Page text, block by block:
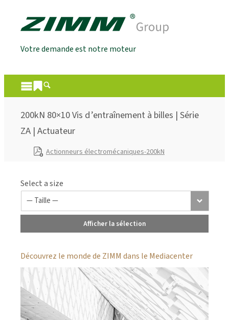
Votre demande est notre moteur
200kN 80×10 Vis d’entraînement à billes | Série
ZA | Actuateur
Actionneurs électromécaniques-200kN
Select a size
Afficher la sélection
Découvrez le monde de ZIMM dans le Mediacenter